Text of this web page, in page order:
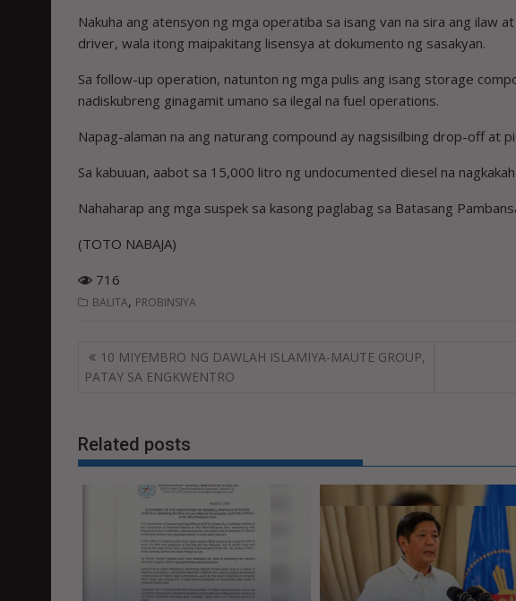
Nakuha ang atensyon ng mga operatiba sa isang van na sira ang ilaw
driver, wala itong maipakitang lisensya at dokumento ng sasakyan.
Sa follow-up operation, natunton ng mga pulis ang isang storage
nadiskubreng ginagamit umano sa ilegal na fuel operations.
Napag-alaman na ang naturang compound ay nagsisilbing drop-off at
Sa kabuuan, aabot sa 15,000 litro ng undocumented diesel na
Nahaharap ang mga suspek sa kasong paglabag sa Batasang
(TOTO NABAJA)
716
BALITA, PROBINSIYA
Post
navigation
10 MIYEMBRO NG DAWLAH ISLAMIYA-MAUTE GROUP,
PATAY SA ENGKWENTRO
Related posts